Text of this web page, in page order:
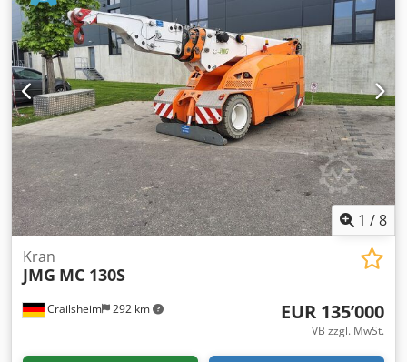
1 /8
Crailsheim 292 km
Kran
JMG MC 130S
EUR 135’000
VB zzgl. MwSt.